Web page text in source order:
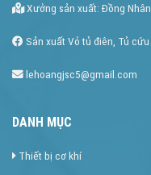
Xưởng sản xuất: Đồng
Sản xuất Vỏ tủ điên, Tủ
lehoangjsc5@gmail.com
DANH MỤC
Thiết bị cơ khí